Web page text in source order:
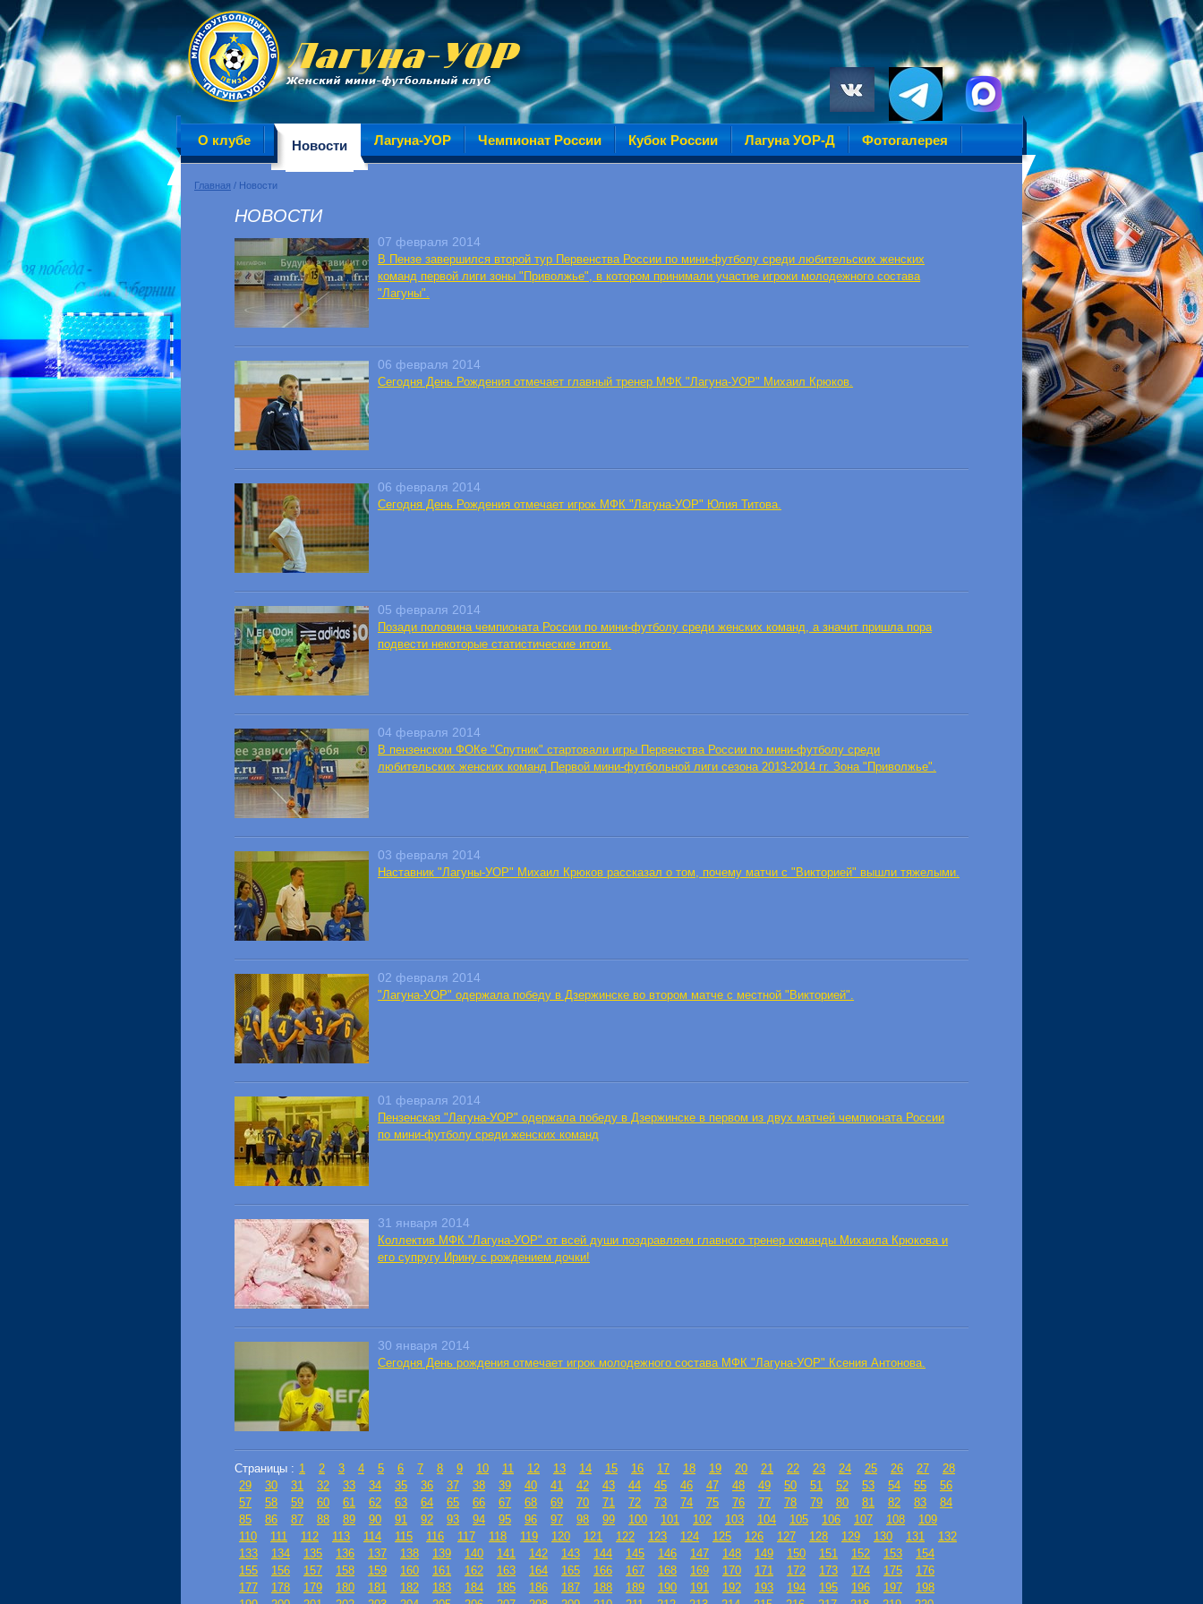
О клубе Новости Лагуна-УОР Чемпионат России Кубок России Лагуна УОР-Д Фотогалерея
Главная / Новости
НОВОСТИ
07 февраля 2014
В Пензе завершился второй тур Первенства России по мини-футболу среди любительских женских
команд первой лиги зоны "Приволжье", в котором принимали участие игроки молодежного состава
"Лагуны".
06 февраля 2014
Сегодня День Рождения отмечает главный тренер МФК "Лагуна-УОР" Михаил Крюков.
06 февраля 2014
Сегодня День Рождения отмечает игрок МФК "Лагуна-УОР" Юлия Титова.
05 февраля 2014
Позади половина чемпионата России по мини-футболу среди женских команд, а значит пришла пора
подвести некоторые статистические итоги.
04 февраля 2014
В пензенском ФОКе "Спутник" стартовали игры Первенства России по мини-футболу среди
любительских женских команд Первой мини-футбольной лиги сезона 2013-2014 гг. Зона "Приволжье".
03 февраля 2014
Наставник "Лагуны-УОР" Михаил Крюков рассказал о том, почему матчи с "Викторией" вышли тяжелыми.
02 февраля 2014
"Лагуна-УОР" одержала победу в Дзержинске во втором матче с местной "Викторией".
01 февраля 2014
Пензенская "Лагуна-УОР" одержала победу в Дзержинске в первом из двух матчей чемпионата России
по мини-футболу среди женских команд
31 января 2014
Коллектив МФК "Лагуна-УОР" от всей души поздравляем главного тренер команды Михаила Крюкова и
его супругу Ирину с рождением дочки!
30 января 2014
Сегодня День рождения отмечает игрок молодежного состава МФК "Лагуна-УОР" Ксения Антонова.
Страницы : 1 2 3 4 5 6 7 8 9 10 11 12 13 14 15 16 17 18 19 20 21 22 23 24 25 26 27
28
29
30 31 32 33 34 35 36 37 38 39 40 41 42 43 44 45 46 47 48 49 50 51 52 53 54 55
56
57
58 59 60 61 62 63 64 65 66 67 68 69 70 71 72 73 74 75 76 77 78 79 80 81 82 83
84
85
86 87 88 89 90 91 92 93 94 95 96 97 98 99 100 101 102 103 104 105 106 107 108
109
110
111 112 113 114 115 116 117 118 119 120 121 122 123 124 125 126 127 128 129 130 131
132
133
134 135 136 137 138 139 140 141 142 143 144 145 146 147 148 149 150 151 152 153
154
155
156 157 158 159 160 161 162 163 164 165 166 167 168 169 170 171 172 173 174 175
176
177
178 179 180 181 182 183 184 185 186 187 188 189 190 191 192 193 194 195 196 197
198